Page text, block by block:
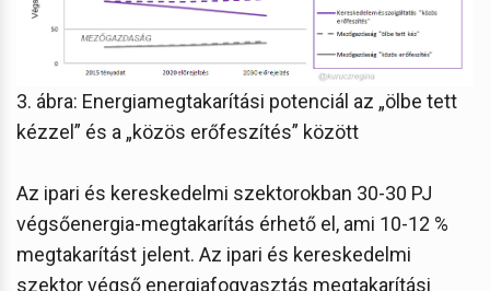
3. ábra: Energiamegtakarítási potenciál az „ölbe tett
kézzel” és a „közös erőfeszítés” között
Az ipari és kereskedelmi szektorokban 30-30 PJ
végsőenergia-megtakarítás érhető el, ami 10-12 %
megtakarítást jelent. Az ipari és kereskedelmi
szektor végső energiafogyasztás megtakarítási